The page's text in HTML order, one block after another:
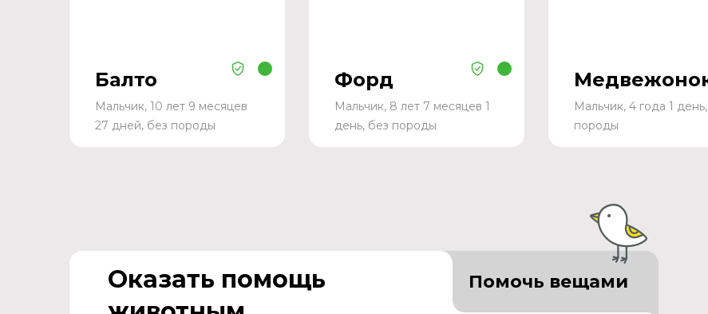
Балто
Мальчик, 10 лет 9 месяцев
27 дней, без породы
Форд
Мальчик, 8 лет 7 месяцев 1
день, без породы
Мальчик, 4 года 1
породы
Оказать помощь
Помочь вещами